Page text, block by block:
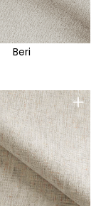
Beri
+